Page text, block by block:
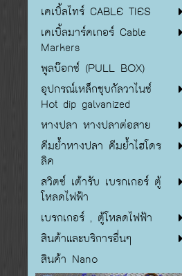
เคเบิ้ลไทร์ CABLE TIES
เคเบิ้ลมาร์คเกอร์ Cable
Markers
พูลบ๊อกซ์ (PULL BOX)
อุปกรณ์เหล็กชุบกัลวาไนซ์
Hot dip galvanized
หางปลา หางปลาต่อสาย
คีมย้ำหางปลา คีมย้ำไฮโดร
ลิค
สวิตซ์ เต้ารับ เบรกเกอร์ ตู้
โหลดไฟฟ้า
เบรกเกอร์ , ตู้โหลดไฟฟ้า
สินค้าและบริการอื่นๆ
สินค้า Nano